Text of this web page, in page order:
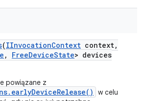
(IInvocationContext context,
, FreeDeviceState> devices
powiązane z
w celu